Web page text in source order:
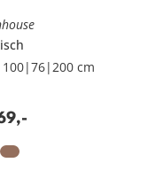
100|76|200 cm
,-